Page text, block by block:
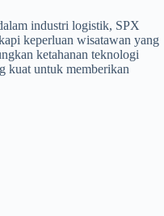
industri logistik, SPX
keperluan wisatawan yang
ketahanan teknologi
kuat untuk memberikan